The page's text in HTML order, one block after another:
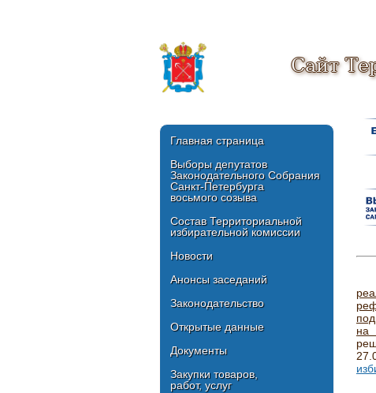
Сайт
Главная страница
Выборы депутатов
Законодательного Собрания
Санкт-Петербурга
восьмого созыва
Состав Территориальной
избирательной комиссии
Новости
Анонсы заседаний
Законодательство
Открытые данные
Документы
Закупки товаров,
работ, услуг
на